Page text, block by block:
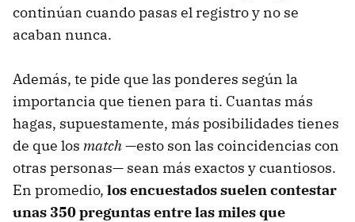
continúan cuando pasas el registro y no se
acaban nunca.
Además, te pide que las ponderes según la
importancia que tienen para ti. Cuantas más
hagas, supuestamente, más posibilidades tienes
de que los match—esto son las coincidencias con
otras personas— sean más exactos y cuantiosos.
En promedio, los encuestados suelen contestar
unas 350 preguntas entre las miles que